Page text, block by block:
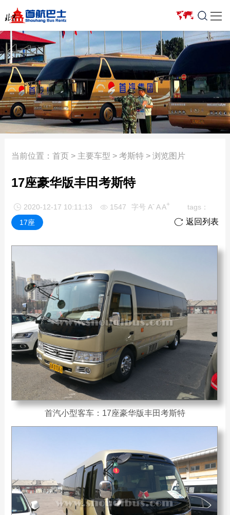

车型报价
5座以下轿车
7座商务车
12-17座小型客车
19-23座考斯特
大型客车
豪华商务车
7座以下商务车
10座以上旅游车
日租价格表
首约巴士
埃尔法
迈巴赫
新闻中心
公司新闻
行业资讯
租车常识
周边游
车型报价
活动专题
服务项目
省际旅游包车
会议用车
机场接送
班车业务
长途包车
服务特色
合作车队
银建
渔阳
宇通
驰锐
新月联合
中旅
关于我们
关于我们
组织架构
企业荣誉
发展历程
联系我们
当前位置： 首页> 主要车型 > 考斯特> 浏览图片
17座豪华版丰田考斯特
 2020-12-17 10:11:13  1547 字号 A- A A+
tags：
17座
 返回列表
首汽小型客车：17座豪华版丰田考斯特